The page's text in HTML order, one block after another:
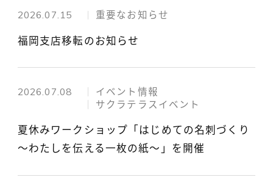
2026.07.15 重要なお知らせ
福岡支店移転のお知らせ
2026.07.08
イベント情報
サクラテラスイベント
夏休みワークショップ「はじめての名刺づくり
～わたしを伝える一枚の紙～」を開催